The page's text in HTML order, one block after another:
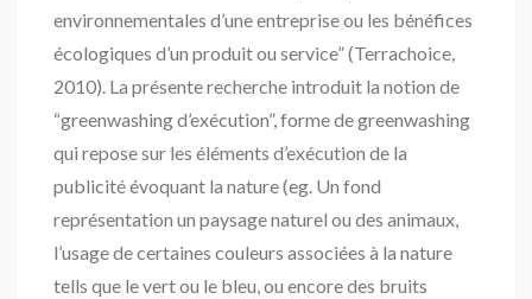
environnementales d’une entreprise ou les bénéfices
écologiques d’un produit ou service” (Terrachoice,
2010). La présente recherche introduit la notion de
“greenwashing d’exécution”, forme de greenwashing
qui repose sur les éléments d’exécution de la
publicité évoquant la nature (eg. Un fond
représentation un paysage naturel ou des animaux,
l’usage de certaines couleurs associées à la nature
tells que le vert ou le bleu, ou encore des bruits